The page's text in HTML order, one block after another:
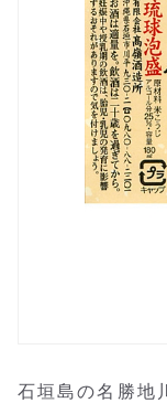
石垣島の名勝地